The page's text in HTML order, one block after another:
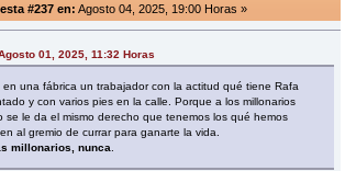
#237 en: Agosto 04, 2025, 19:00 Horas »
01, 2025, 11:32 Horas
una fábrica un trabajador con la actitud qué tiene Rafa
y con varios pies en la calle. Porque a los millonarios
se le da el mismo derecho que tenemos los qué hemos
al gremio de currar para ganarte la vida.
millonarios, nunca